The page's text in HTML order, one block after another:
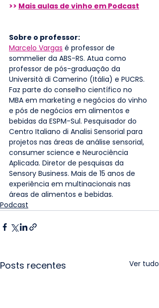
>> Mais aulas de vinho em Podcast
Sobre o professor:
Marcelo Vargas é professor de
sommelier da ABS-RS. Atua como
professor de pós-graduação da
Università di Camerino (Itália) e PUCRS.
Faz parte do conselho científico no
MBA em marketing e negócios do vinho
e pós de negócios em alimentos e
bebidas da ESPM-Sul. Pesquisador do
Centro Italiano di Analisi Sensorial para
projetos nas áreas de análise sensorial,
consumer science e Neurociência
Aplicada. Diretor de pesquisas da
Sensory Business. Mais de 15 anos de
experiência em multinacionais nas
áreas de alimentos e bebidas.
Podcast
Posts recentes Ver tudo